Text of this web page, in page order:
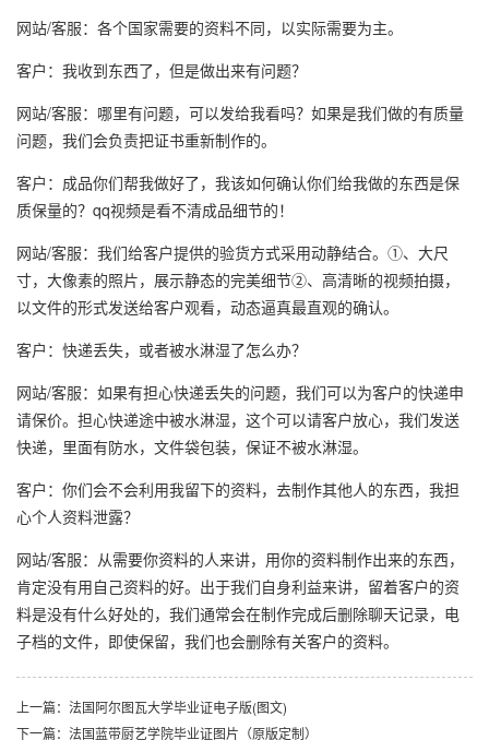
网站/客服：各个国家需要的资料不同，以实际需要为主。
客户：我收到东西了，但是做出来有问题？
网站/客服：哪里有问题，可以发给我看吗？如果是我们做的有质量
问题，我们会负责把证书重新制作的。
客户：成品你们帮我做好了，我该如何确认你们给我做的东西是保
质保量的？qq视频是看不清成品细节的！
网站/客服：我们给客户提供的验货方式采用动静结合。①、大尺
寸，大像素的照片，展示静态的完美细节②、高清晰的视频拍摄，
以文件的形式发送给客户观看，动态逼真最直观的确认。
客户：快递丢失，或者被水淋湿了怎么办？
网站/客服：如果有担心快递丢失的问题，我们可以为客户的快递申
请保价。担心快递途中被水淋湿，这个可以请客户放心，我们发送
快递，里面有防水，文件袋包装，保证不被水淋湿。
客户：你们会不会利用我留下的资料，去制作其他人的东西，我担
心个人资料泄露？
网站/客服：从需要你资料的人来讲，用你的资料制作出来的东西，
肯定没有用自己资料的好。出于我们自身利益来讲，留着客户的资
料是没有什么好处的，我们通常会在制作完成后删除聊天记录，电
子档的文件，即使保留，我们也会删除有关客户的资料。
上一篇：法国阿尔图瓦大学毕业证电子版(图文)
下一篇：法国蓝带厨艺学院毕业证图片（原版定制）